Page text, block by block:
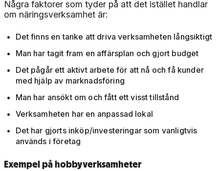
Några faktorer som tyder på att det istället handlar
om näringsverksamhet är:
Det finns en tanke att driva verksamheten långsiktigt
Man har tagit fram en affärsplan och gjort budget
Det pågår ett aktivt arbete för att nå och få kunder
med hjälp av marknadsföring
Man har ansökt om och fått ett visst tillstånd
Verksamheten har en anpassad lokal
Det har gjorts inköp/investeringar som vanligtvis
används i företag
Exempel på hobbyverksamheter